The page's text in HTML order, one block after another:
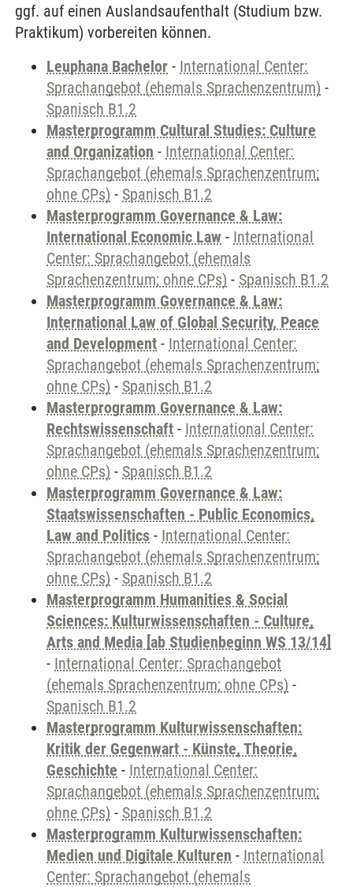
ggf. auf einen Auslandsaufenthalt (Studium bzw.
Praktikum) vorbereiten können.
Leuphana Bachelor - International Center:
Sprachangebot (ehemals Sprachenzentrum) -
Spanisch B1.2
Masterprogramm Cultural Studies: Culture
and Organization - International Center:
Sprachangebot (ehemals Sprachenzentrum;
ohne CPs) - Spanisch B1.2
Masterprogramm Governance & Law:
International Economic Law - International
Center: Sprachangebot (ehemals
Sprachenzentrum; ohne CPs) - Spanisch B1.2
Masterprogramm Governance & Law:
International Law of Global Security, Peace
and Development - International Center:
Sprachangebot (ehemals Sprachenzentrum;
ohne CPs) - Spanisch B1.2
Masterprogramm Governance & Law:
Rechtswissenschaft - International Center:
Sprachangebot (ehemals Sprachenzentrum;
ohne CPs) - Spanisch B1.2
Masterprogramm Governance & Law:
Staatswissenschaften - Public Economics,
Law and Politics - International Center:
Sprachangebot (ehemals Sprachenzentrum;
ohne CPs) - Spanisch B1.2
Masterprogramm Humanities & Social
Sciences: Kulturwissenschaften - Culture,
Arts and Media [ab Studienbeginn WS 13/14]
- International Center: Sprachangebot
(ehemals Sprachenzentrum; ohne CPs) -
Spanisch B1.2
Masterprogramm Kulturwissenschaften:
Kritik der Gegenwart - Künste, Theorie,
Geschichte - International Center:
Sprachangebot (ehemals Sprachenzentrum;
ohne CPs) - Spanisch B1.2
Masterprogramm Kulturwissenschaften:
Medien und Digitale Kulturen - International
Center: Sprachangebot (ehemals